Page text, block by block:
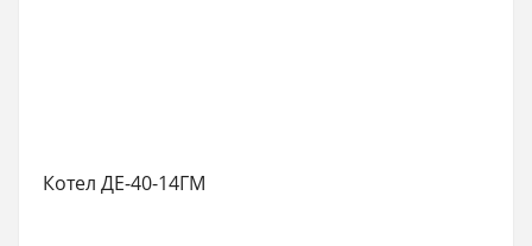
Котел ДЕ-40-14ГМ